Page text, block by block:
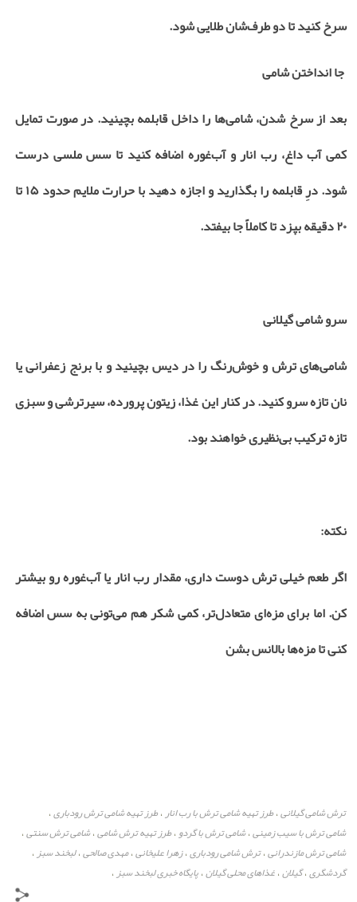
سرخ کنید تا دو طرف‌شان طلایی شود.
جا انداختن شامی
بعد از سرخ شدن، شامی‌ها را داخل قابلمه بچینید. در صورت تمایل
کمی آب داغ، رب انار و آب‌غوره اضافه کنید تا سس ملسی درست
شود. درِ قابلمه را بگذارید و اجازه دهید با حرارت ملایم حدود۱۵تا
۲۰دقیقه بپزد تا کاملاً جا بیفتد.
سرو شامی گیلانی
شامی‌های ترش و خوش‌رنگ را در دیس بچینید و با برنج زعفرانی یا
نان تازه سرو کنید. در کنار این غذا، زیتون پرورده، سیرترشی و سبزی
تازه ترکیب بی‌نظیری خواهند بود.
نکته:
اگر طعم خیلی ترش دوست داری، مقدار رب انار یا آب‌غوره رو بیشتر
کن. اما برای مزه‌ای متعادل‌تر، کمی شکر هم می‌تونی به سس اضافه
کنی تا مزه‌ها بالانس بشن
ترش شامی گیلانی،طرز تهیه شامی ترش با رب انار،طرز تهیه شامی ترش رودباری،
شامی ترش با سیب زمینی،شامی ترش با گردو،طرز تهیه ترش شامی،شامی ترش سنتی،
شامی ترش مازندرانی،ترش شامی رودباری،زهرا علیخانی،مهدی صالحی،لبخند سبز،
گردشگری،گیلان،غذاهای محلی گیلان،پایگاه خبری لبخند سبز،